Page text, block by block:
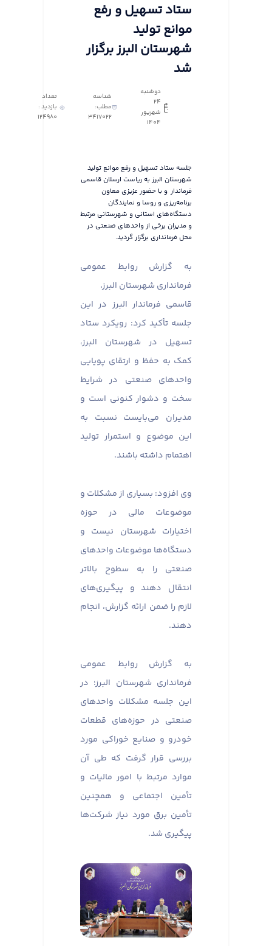
ستاد تسهیل و رفع
موانع تولید
شهرستان البرز برگزار
شد
دوشنبه
24
شهریور
1404
شناسه
مطلب:
3417022
تعداد
بازدید :
124980
جلسه ستاد تسهیل و رفع موانع تولید
شهرستان البرز به ریاست ارسلان قاسمی
فرماندار و با حضور عزیزی معاون
برنامه‌ریزی و روسا و نمایندگان
دستگاه‌های استانی و شهرستانی مرتبط
و مدیران برخی از واحدهای صنعتی در
محل فرمانداری برگزار گردید.
به گزارش روابط عمومی
فرمانداری شهرستان البرز،
قاسمی فرماندار البرز در این
جلسه تأکید کرد: رویکرد ستاد
تسهیل در شهرستان البرز،
کمک به حفظ و ارتقای پویایی
واحدهای صنعتی در شرایط
سخت و دشوار کنونی است و
مدیران می‌بایست نسبت به
این موضوع و استمرار تولید
اهتمام داشته باشند.
وی افزود: بسیاری از مشکلات و
موضوعات مالی در حوزه
اختیارات شهرستان نیست و
دستگاه‌ها موضوعات واحدهای
صنعتی را به سطوح بالاتر
انتقال دهند و پیگیری‌های
لازم را ضمن ارائه گزارش، انجام
دهند.
به گزارش روابط عمومی
فرمانداری شهرستان البرز؛ در
این جلسه مشکلات واحدهای
صنعتی در حوزه‌های قطعات
خودرو و صنایع خوراکی مورد
بررسی قرار گرفت که طی آن
موارد مرتبط با امور مالیات و
تأمین اجتماعی و همچنین
تأمین برق مورد نیاز شرکت‌ها
پیگیری شد.